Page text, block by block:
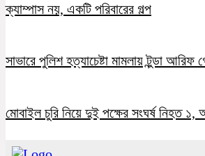
ক্যাম্পাস নয়, একটি পরিবারের গল্প
সাভারে পুলিশ হত্যাচেষ্টা মামলায় টুন্ডা আরিফ
মোবাইল চুরি নিয়ে দুই পক্ষের সংঘর্ষ নিহত